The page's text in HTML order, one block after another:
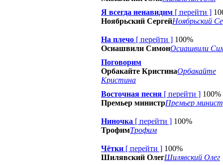
Я всегда ненавидим [ перейти ]
Ноябрьский СергейНоябрьский
На плечо [ перейти ] 100%
Осиашвили СимонОсиашвили
Поговорим
Орбакайте КристинаОрбакайте
Кристина
Восточная песня [ перейти ] 100%
Премьер министрПремьер
Ниночка [ перейти ] 100%
ТрофимТрофим
Чётки [ перейти ] 100%
Шилявский ОлегШилявский Олег